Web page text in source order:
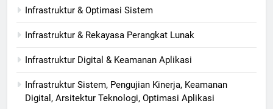
Infrastruktur & Optimasi Sistem
Infrastruktur & Rekayasa Perangkat Lunak
Infrastruktur Digital & Keamanan Aplikasi
Infrastruktur Sistem, Pengujian Kinerja, Keamanan
Digital, Arsitektur Teknologi, Optimasi Aplikasi